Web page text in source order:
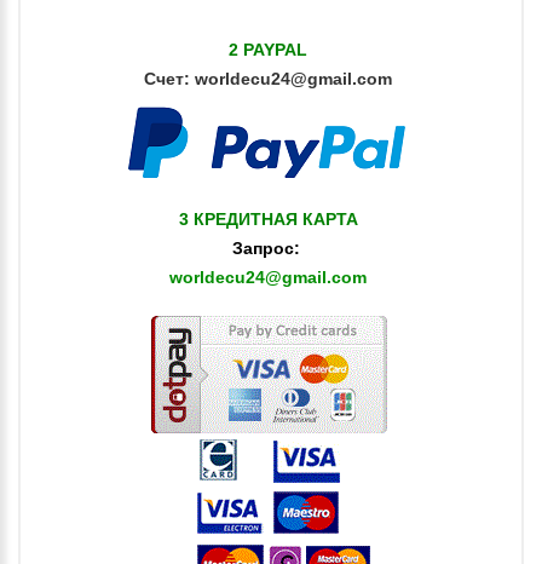
2 PAYPAL
Счет: worldecu24@gmail.com
3 КРЕДИТНАЯ КАРТА
Запрос:
worldecu24@gmail.com